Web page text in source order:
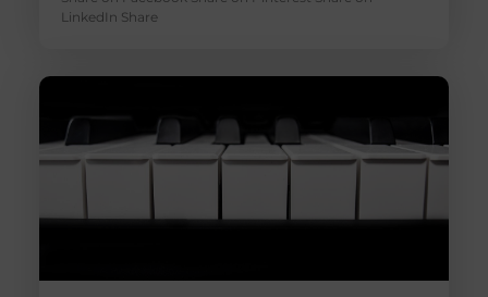
LinkedIn Share